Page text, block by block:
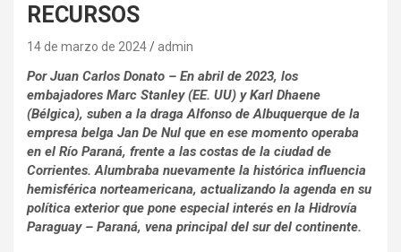
RECURSOS
14 de marzo de 2024 admin
Por Juan Carlos Donato – En abril de 2023, los
embajadores Marc Stanley (EE. UU) y Karl Dhaene
(Bélgica), suben a la draga Alfonso de Albuquerque de la
empresa belga Jan De Nul que en ese momento operaba
en el Río Paraná, frente a las costas de la ciudad de
Corrientes. Alumbraba nuevamente la histórica influencia
hemisférica norteamericana, actualizando la agenda en su
política exterior que pone especial interés en la Hidrovía
Paraguay – Paraná, vena principal del sur del continente.